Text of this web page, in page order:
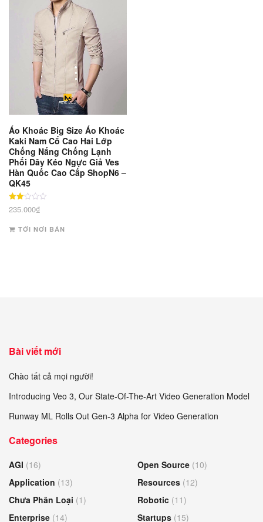
Áo Khoác Big Size Áo Khoác
Kaki Nam Cổ Cao Hai Lớp
Chống Nắng Chống Lạnh
Phối Dây Kéo Ngực Giả Ves
Hàn Quốc Cao Cấp ShopN6 –
QK45
Được
xếp
2
235.000₫
TỚI NƠI BÁN
Bài viết mới
Chào tất cả mọi người!
Introducing Veo 3, Our State-Of-The-Art Video Generation Model
Runway ML Rolls Out Gen-3 Alpha for Video Generation
Categories
AGI (16)
Application (13)
Chưa Phân Loại (1)
Enterprise (14)
Open Source (10)
Resources (12)
Robotic (11)
Startups (15)